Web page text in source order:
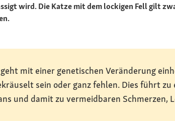
wird. Die Katze mit dem lockigen Fell gilt
mit einer genetischen Veränderung
sein oder ganz fehlen. Dies führt
und damit zu vermeidbaren Schmerzen,